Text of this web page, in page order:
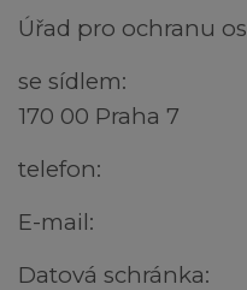
Úřad pro ochranu
se sídlem:
170 00 Praha 7
telefon:
E-
Datová